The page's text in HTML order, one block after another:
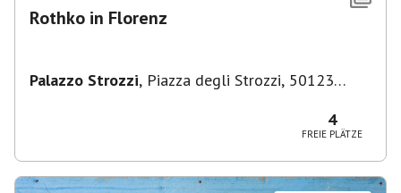
Rothko in Florenz
Palazzo Strozzi, Piazza degli Strozzi, 50123
4
FREIE PLÄTZE